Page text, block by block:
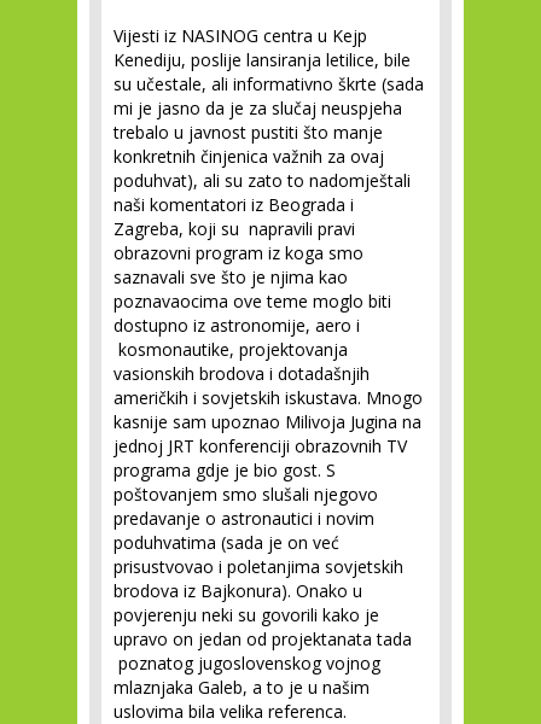
Vijesti iz NASINOG centra u Kejp
Kenediju, poslije lansiranja letilice, bile
su učestale, ali informativno škrte (sada
mi je jasno da je za slučaj neuspjeha
trebalo u javnost pustiti što manje
konkretnih činjenica važnih za ovaj
poduhvat), ali su zato to nadomještali
naši komentatori iz Beograda i
Zagreba, koji su napravili pravi
obrazovni program iz koga smo
saznavali sve što je njima kao
poznavaocima ove teme moglo biti
dostupno iz astronomije, aero i
kosmonautike, projektovanja
vasionskih brodova i dotadašnjih
američkih i sovjetskih iskustava. Mnogo
kasnije sam upoznao Milivoja Jugina na
jednoj JRT konferenciji obrazovnih TV
programa gdje je bio gost. S
poštovanjem smo slušali njegovo
predavanje o astronautici i novim
poduhvatima (sada je on već
prisustvovao i poletanjima sovjetskih
brodova iz Bajkonura). Onako u
povjerenju neki su govorili kako je
upravo on jedan od projektanata tada
poznatog jugoslovenskog vojnog
mlaznjaka Galeb, a to je u našim
uslovima bila velika referenca.